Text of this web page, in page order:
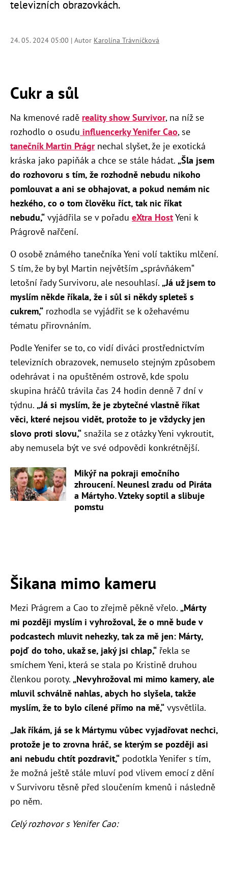
televizních obrazovkách.
24. 05. 2024 05:00 | Autor Karolína Trávníčková
Cukr a sůl
Na kmenové radě reality show Survivor, na níž se
rozhodlo o osudu influencerky Yenifer Cao, se
tanečník Martin Prágrnechal slyšet, že je exotická
kráska jako papiňák a chce se stále hádat. „Šla jsem
do rozhovoru s tím, že rozhodně nebudu nikoho
pomlouvat a ani se obhajovat, a pokud nemám nic
hezkého, co o tom člověku říct, tak nic říkat
nebudu,“ vyjádřila se v pořadu eXtra HostYeni k
Prágrově nařčení.
O osobě známého tanečníka Yeni volí taktiku mlčení.
S tím, že by byl Martin největším „správňákem“
letošní řady Survivoru, ale nesouhlasí. „Já už jsem to
myslím někde říkala, že i sůl si někdy spleteš s
cukrem,“ rozhodla se vyjádřit se k ožehavému
tématu přirovnáním.
Podle Yenifer se to, co vidí diváci prostřednictvím
televizních obrazovek, nemuselo stejným způsobem
odehrávat i na opuštěném ostrově, kde spolu
skupina hráčů trávila čas 24 hodin denně 7 dní v
týdnu. „Já si myslím, že je zbytečné vlastně říkat
věci, které nejsou vidět, protože to je vždycky jen
slovo proti slovu,“ snažila se z otázky Yeni vykroutit,
aby nemusela být ve své odpovědi konkrétnější.
Mikýř na pokraji emočního
zhroucení. Neunesl zradu od Piráta
a Mártyho. Vzteky soptil a slibuje
pomstu
Šikana mimo kameru
Mezi Prágrem a Cao to zřejmě pěkně vřelo. „Márty
mi později myslím i vyhrožoval, že o mně bude v
podcastech mluvit nehezky, tak za mě jen: Márty,
pojď do toho, ukaž se, jaký jsi chlap,“ řekla se
smíchem Yeni, která se stala po Kristině druhou
členkou poroty. „Nevyhrožoval mi mimo kamery, ale
mluvil schválně nahlas, abych ho slyšela, takže
myslím, že to bylo cílené přímo na mě,“ vysvětlila.
„Jak říkám, já se k Mártymu vůbec vyjadřovat nechci,
protože je to zrovna hráč, se kterým se později asi
ani nebudu chtít pozdravit,“ podotkla Yenifer s tím,
že možná ještě stále mluví pod vlivem emocí z dění
v Survivoru těsně před sloučením kmenů i následně
po něm.
Celý rozhovor s Yenifer Cao: